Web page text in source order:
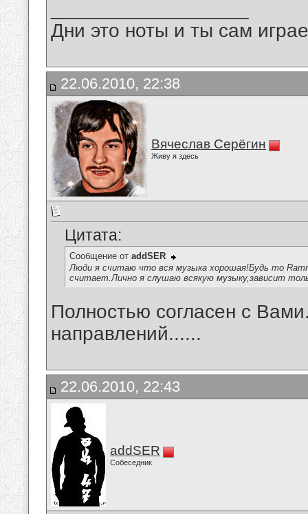
Дни это ноты и ты сам
22.06.2010, 22:38
Вячеслав Серёгин
Живу я здесь
Цитата:
Сообщение от addSER
Люди я считаю что вся музыка хорошая!Будь то
считает.Лично я слушаю всякую музыку,зависит
Полностью согласен с
направлений......
22.06.2010, 22:43
addSER
Собеседник